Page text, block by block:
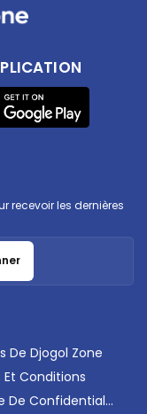
De Djogol Zone
Et Conditions
De Confidential...
recevoir les dernières